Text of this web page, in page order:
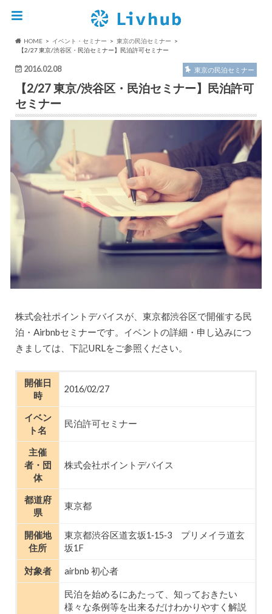
HOME イベント・セミナー
東京の民泊セミナー
【2/27 東京/渋谷区・民泊セミナー】民泊許可セミナー
2016.02.08 東京の民泊セミナー
【2/27 東京/渋谷区・民泊セミナー】民泊許可
セミナー
株式会社ポイントデバイスが、東京都渋谷区で開催する民
泊・Airbnbセミナーです。イベントの詳細・申し込みにつ
きましては、下記URLをご参照ください。
開催日
時
2016/02/27
イベン
ト名
民泊許可セミナー
主催
者・団
体
株式会社ポイントデバイス
都道府
県
東京都
開催地
住所
東京都渋谷区道玄坂1‐15‐3 プリメイラ道玄
坂1F
対象者 airbnb 初心者
民泊を始めるにあたって、知っておきたい
様々な条例等を出来るだけわかりやすく解説